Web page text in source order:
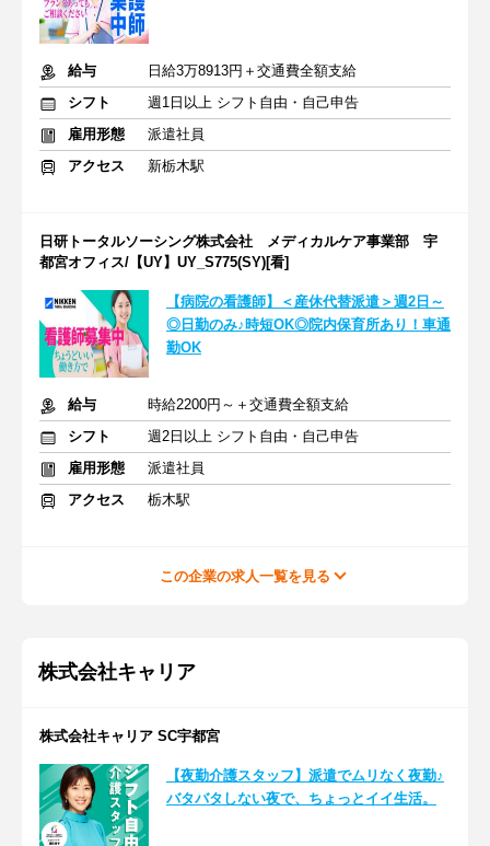
給与
日給3万8913円＋交通費全額支給
シフト
週1日以上 シフト自由・自己申告
雇用形態
派遣社員
アクセス
新栃木駅
日研トータルソーシング株式会社 メディカルケア事業部 宇
都宮オフィス/【UY】UY_S775(SY)[看]
【病院の看護師】＜産休代替派遣＞週2日～
◎日勤のみ♪時短OK◎院内保育所あり！車通
勤OK
給与
時給2200円～＋交通費全額支給
シフト
週2日以上 シフト自由・自己申告
雇用形態
派遣社員
アクセス
栃木駅
この企業の求人一覧を見る
株式会社キャリア
株式会社キャリア SC宇都宮
【夜勤介護スタッフ】派遣でムリなく夜勤♪
バタバタしない夜で、ちょっとイイ生活。